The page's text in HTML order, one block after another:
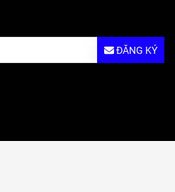
ĐĂNG KÝ